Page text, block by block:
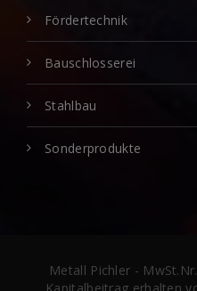
Fördertechnik
Bauschlosserei
Stahlbau
Sonderprodukte
Metall Pichler -